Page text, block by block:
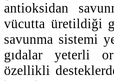
antioksidan
vücutta üretildiği
savunma sistemi
gıdalar yeterli
özellikli